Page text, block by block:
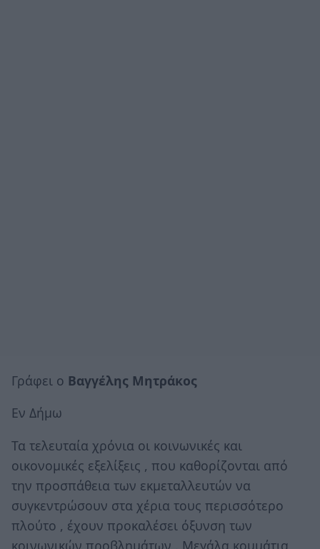
Γράφει ο Βαγγέλης Μητράκος
Εν Δήμω
Τα τελευταία χρόνια οι κοινωνικές και
οικονομικές εξελίξεις , που καθορίζονται από
την προσπάθεια των εκμεταλλευτών να
συγκεντρώσουν στα χέρια τους περισσότερο
πλούτο , έχουν προκαλέσει όξυνση των
κοινωνικών προβλημάτων . Μεγάλα κομμάτια